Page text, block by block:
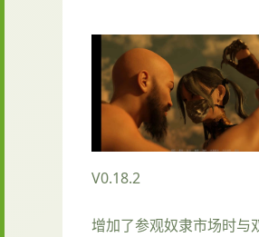
V0.18.2
增加了参观奴隶市场时与